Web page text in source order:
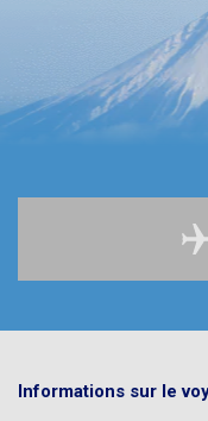
Informations sur le